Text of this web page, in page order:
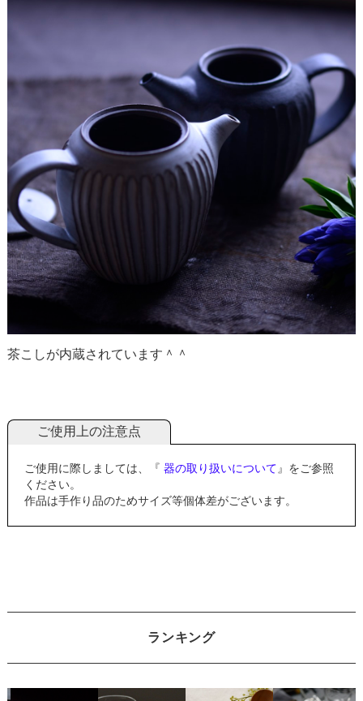
茶こしが内蔵されています＾＾
ご使用上の注意点
ご使用に際しましては、『 器の取り扱いについて 』をご参照
ください。
作品は手作り品のためサイズ等個体差がございます。
ランキング